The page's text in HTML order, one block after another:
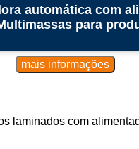
automática com
para
laminados com